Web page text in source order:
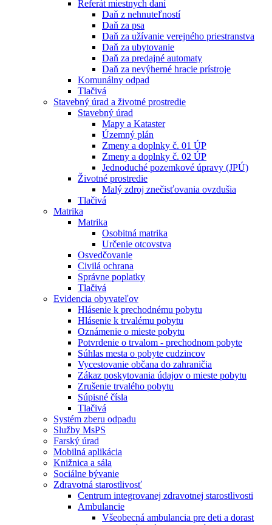
Referát miestnych daní
Daň z nehnuteľností
Daň za psa
Daň za užívanie verejného priestranstva
Daň za ubytovanie
Daň za predajné automaty
Daň za nevýherné hracie prístroje
Komunálny odpad
Tlačivá
Stavebný úrad a životné prostredie
Stavebný úrad
Mapy a Kataster
Územný plán
Zmeny a doplnky č. 01 ÚP
Zmeny a doplnky č. 02 ÚP
Jednoduché pozemkové úpravy (JPÚ)
Životné prostredie
Malý zdroj znečisťovania ovzdušia
Tlačivá
Matrika
Matrika
Osobitná matrika
Určenie otcovstva
Osvedčovanie
Civilá ochrana
Správne poplatky
Tlačivá
Evidencia obyvateľov
Hlásenie k prechodnému pobytu
Hlásenie k trvalému pobytu
Oznámenie o mieste pobytu
Potvrdenie o trvalom - prechodnom pobyte
Súhlas mesta o pobyte cudzincov
Vycestovanie občana do zahraničia
Zákaz poskytovania údajov o mieste pobytu
Zrušenie trvalého pobytu
Súpisné čísla
Tlačivá
Systém zberu odpadu
Služby MsPS
Farský úrad
Mobilná aplikácia
Knižnica a sála
Sociálne bývanie
Zdravotná starostlivosť
Centrum integrovanej zdravotnej starostlivosti
Ambulancie
Všeobecná ambulancia pre deti a dorast